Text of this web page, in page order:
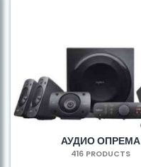
АУДИО ОПРЕМА
416 PRODUCTS